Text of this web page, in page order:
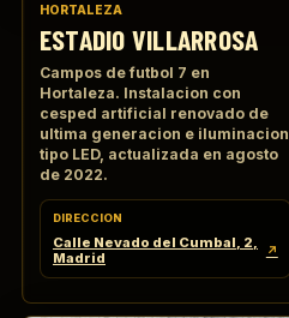
HORTALEZA
ESTADIO VILLARROSA
Campos de futbol 7 en
Hortaleza. Instalacion con
cesped artificial renovado de
ultima generacion e iluminacion
tipo LED, actualizada en agosto
de 2022.
DIRECCION
Calle Nevado del Cumbal, 2,
Madrid
↗